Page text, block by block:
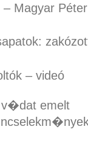
– Magyar Péter
– videó
emelt